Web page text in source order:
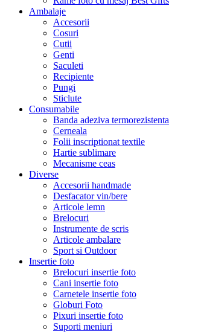
Ambalaje
Accesorii
Cosuri
Cutii
Genti
Saculeti
Recipiente
Pungi
Sticlute
Consumabile
Banda adeziva termorezistenta
Cerneala
Folii inscriptionat textile
Hartie sublimare
Mecanisme ceas
Diverse
Accesorii handmade
Desfacator vin/bere
Articole lemn
Brelocuri
Instrumente de scris
Articole ambalare
Sport si Outdoor
Insertie foto
Brelocuri insertie foto
Cani insertie foto
Carnetele insertie foto
Globuri Foto
Pixuri insertie foto
Suporti meniuri